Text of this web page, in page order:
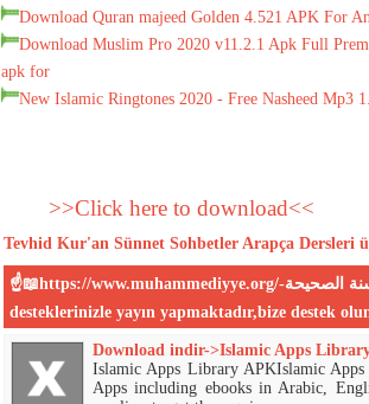
Download Quran majeed Golden 4.521 APK For
Download Muslim Pro 2020 v11.2.1 Apk Full
apk for
New Islamic Ringtones 2020 - Free Nasheed Mp3
>>Click here to download<<
Tevhid Kur'an Sünnet Sohbetler Arapça Dersleri
☝📖https://www.muhammediyye.org/-المحمية علي الكتاب و السنة الصحيحة-📖☝:Sitemiz sizin
Download indir->Islamic Apps
Islamic Apps Library APKIslamic
Apps including ebooks in Arabic,